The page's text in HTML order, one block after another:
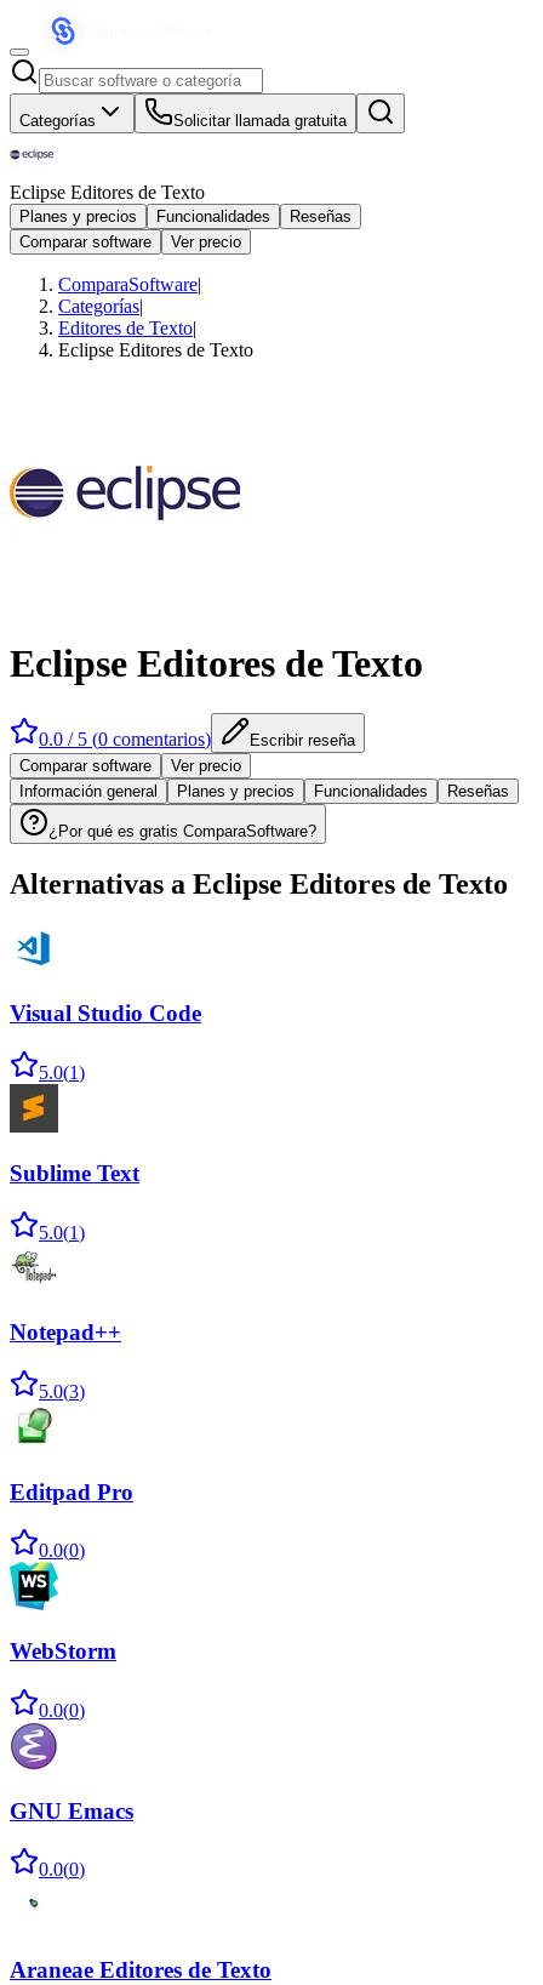
Categorías Solicitar llamada gratuita
Eclipse Editores de Texto
Planes y precios Funcionalidades
Reseñas
Comparar software
Ver precio
ComparaSoftware|
Categorías|
Editores de Texto|
Eclipse Editores de Texto
Eclipse Editores de Texto
0.0 / 5 (0 comentarios)
Escribir reseña
Comparar software
Ver precio
Información general
Planes y precios Funcionalidades Reseñas
¿Por qué es gratis ComparaSoftware?
Alternativas a Eclipse Editores de Texto
Visual Studio Code
5.0(1)
Sublime Text
5.0(1)
Notepad++
5.0(3)
Editpad Pro
0.0(0)
WebStorm
0.0(0)
GNU Emacs
0.0(0)
Araneae Editores de Texto